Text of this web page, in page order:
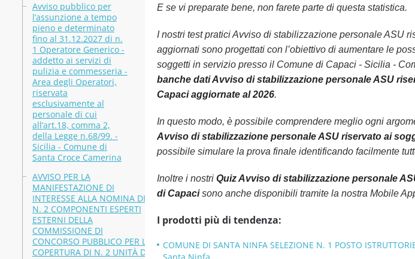
Avviso pubblico per
l’assunzione a tempo
pieno e determinato
fino al 31.12.2027 di n.
1 Operatore Generico -
addetto ai servizi di
pulizia e commesseria -
Area degli Operatori,
riservata
esclusivamente al
personale di cui
all’art.18, comma 2,
della Legge n.68/99. -
Sicilia - Comune di
Santa Croce Camerina
AVVISO PER LA
MANIFESTAZIONE DI
INTERESSE ALLA NOMINA DI
N. 2 COMPONENTI ESPERTI
ESTERNI DELLA
COMMISSIONE DI
CONCORSO PUBBLICO PER LA
COPERTURA DI N. 2 UNITÀ DI
E se vi preparate bene, non farete parte di questa statistica.
I nostri test pratici Avviso di stabilizzazione personale ASU
aggiornati sono progettati con l’obiettivo di aumentare le
soggetti in servizio presso il Comune di Capaci - Sicilia -
banche dati Avviso di stabilizzazione personale ASU
Capaci aggiornate al 2026.
In questo modo, è possibile comprendere meglio ogni
Avviso di stabilizzazione personale ASU riservato ai
possibile simulare la prova finale identificando facilmente
Inoltre i nostri Quiz Avviso di stabilizzazione personale
di Capacisono anche disponibili tramite la nostra Mobile
I prodotti più di tendenza:
COMUNE DI SANTA NINFA SELEZIONE N. 1 POSTO